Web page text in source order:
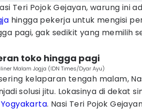
Teri Pojok Gejayan, warung ini
hingga pekerja untuk mengisi
pagi, gak sedikit yang memilih
toko hingga pagi
Malam Jogja (IDN Times/Dyar Ayu)
kelaparan tengah malam,
solusi jitu. Lokasinya di dekat
Yogyakarta. Nasi Teri Pojok